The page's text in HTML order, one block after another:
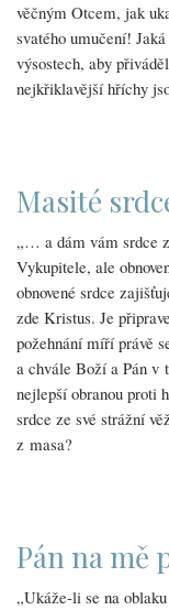
věčným Otcem, jak
svatého umučení!
výsostech, aby
nejkřiklavější hříchy
Masité
„… a dám vám srdce
Vykupitele, ale
obnovené srdce
zde Kristus. Je
požehnání míří právě
a chvále Boží a Pán v
nejlepší obranou proti
srdce ze své strážní
z masa?
Pán na mě
„Ukáže-li se na